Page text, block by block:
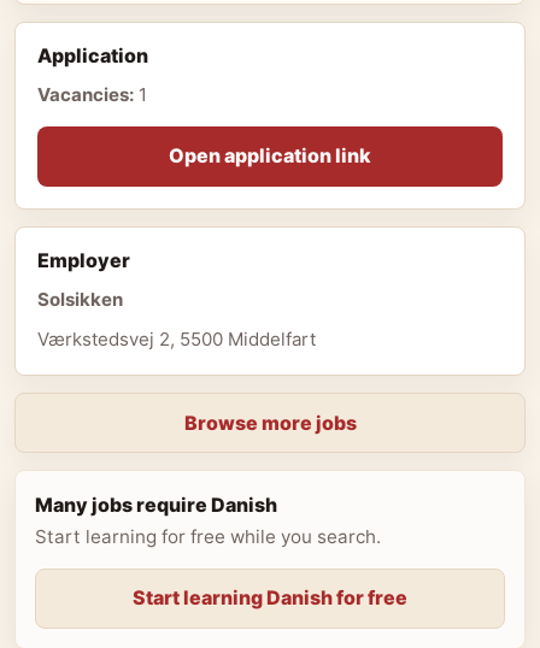
Application
Vacancies: 1
Open application link
Employer
Solsikken
Værkstedsvej 2, 5500 Middelfart
Browse more jobs
Many jobs require Danish
Start learning for free while you search.
Start learning Danish for free